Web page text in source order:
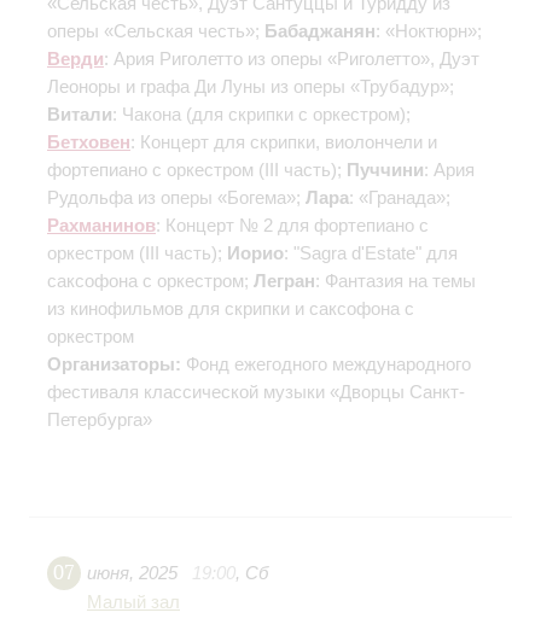
оперы «Сельская честь»; Бабаджанян: «Ноктюрн»;
Верди: Ария Риголетто из оперы «Риголетто», Дуэт
Леоноры и графа Ди Луны из оперы «Трубадур»;
Витали: Чакона (для скрипки с оркестром);
Бетховен: Концерт для скрипки, виолончели и
фортепиано c оркестром (III часть); Пуччини: Ария
Рудольфа из оперы «Богема»; Лара: «Гранада»;
Рахманинов: Концерт № 2 для фортепиано с
оркестром (III часть); Иорио: "Sagra d'Estate" для
саксофона с оркестром; Легран: Фантазия на темы
из кинофильмов для скрипки и саксофона с
оркестром
Организаторы: Фонд ежегодного международного
фестиваля классической музыки «Дворцы Санкт-
Петербурга»
07 июня, 2025 19:00, Сб
Малый зал